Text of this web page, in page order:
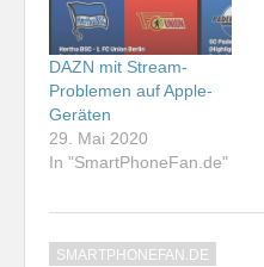
DAZN mit Stream-
Problemen auf Apple-
Geräten
29. Mai 2020
In "SmartPhoneFan.de"
SMARTPHONEFAN.DE